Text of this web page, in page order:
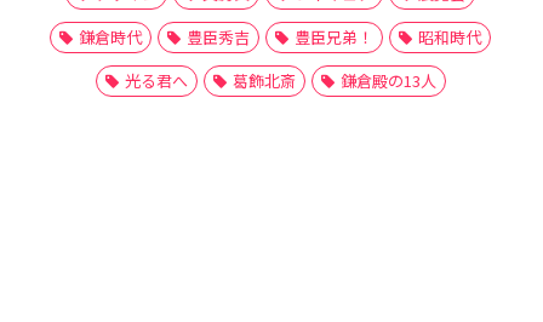
鎌倉時代
豊臣秀吉 豊臣兄弟！
昭和時代
光る君へ
葛飾北斎 鎌倉殿の13人